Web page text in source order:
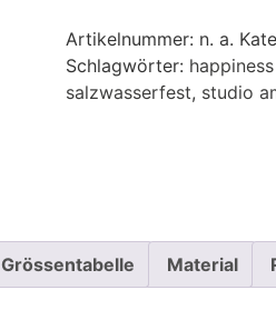
Artikelnummer: n. a.
Schlagwörter:
salzwasserfest, studio
Grössentabelle Material